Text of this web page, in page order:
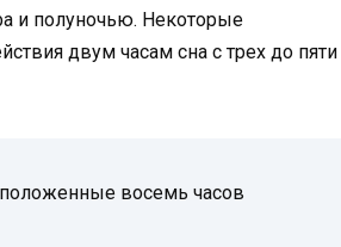
и полуночью. Некоторые
двум часам сна с трех до пяти
восемь часов